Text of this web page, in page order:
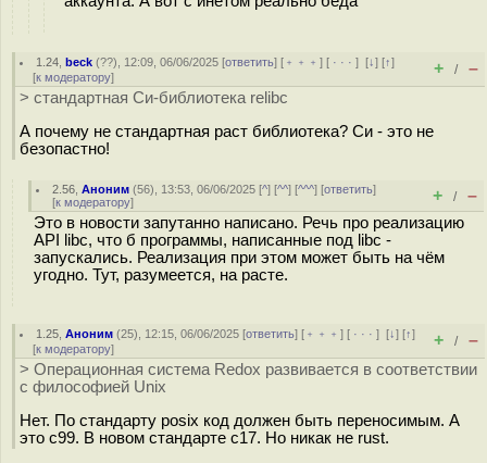
1.24 ,beck (??), 12:09, 06/06/2025 [ответить] [ ﹢﹢﹢] [ · · ·][↓] [↑]
[к модератору] + / –
> стандартная Си-библиотека relibc
А почему не стандартная раст библиотека? Си - это не
безопастно!
2.56 ,Аноним (56), 13:53, 06/06/2025 [^] [^^] [^^^] [ответить]
[к модератору] + / –
Это в новости запутанно написано. Речь про реализацию
API libc, что б программы, написанные под libc -
запускались. Реализация при этом может быть на чём
угодно. Тут, разумеется, на расте.
1.25 ,Аноним (25), 12:15, 06/06/2025 [ответить] [ ﹢﹢﹢] [ · · ·][↓] [↑]
[к модератору] + / –
> Операционная система Redox развивается в соответствии
с философией Unix
Нет. По стандарту posix код должен быть переносимым. А
это c99. В новом стандарте c17. Но никак не rust.